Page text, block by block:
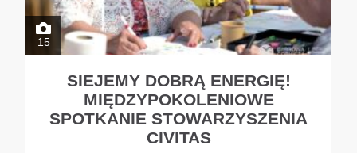
15
SIEJEMY DOBRĄ ENERGIĘ!
MIĘDZYPOKOLENIOWE
SPOTKANIE STOWARZYSZENIA
CIVITAS